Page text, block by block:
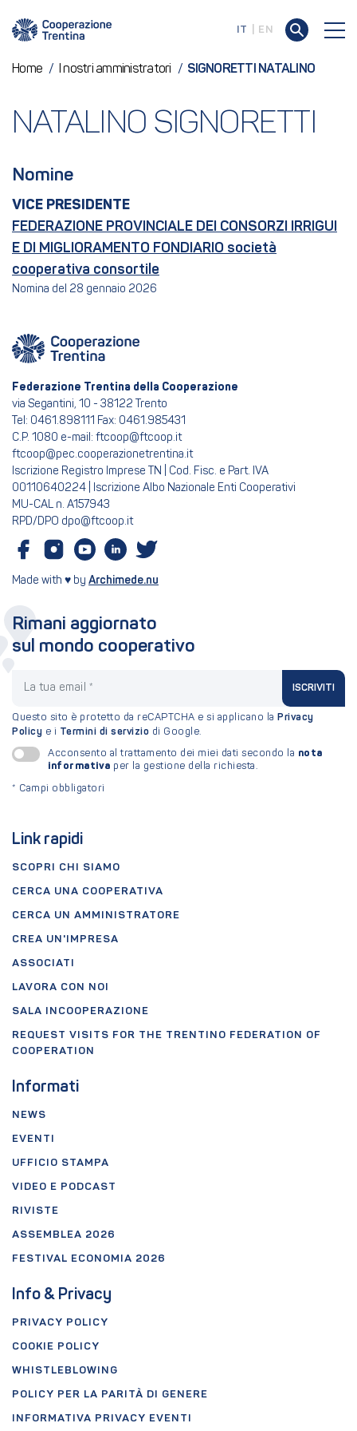
IT EN
Home / I nostri amministratori / SIGNORETTI NATALINO
NATALINO SIGNORETTI
Nomine
VICE PRESIDENTE
FEDERAZIONE PROVINCIALE DEI CONSORZI IRRIGUI
E DI MIGLIORAMENTO FONDIARIO società
cooperativa consortile
Nomina del 28 gennaio 2026
Federazione Trentina della Cooperazione
via Segantini, 10 - 38122 Trento
Tel: 0461.898111 Fax: 0461.985431
C.P. 1080 e-mail: ftcoop@ftcoop.it
ftcoop@pec.cooperazionetrentina.it
Iscrizione Registro Imprese TN | Cod. Fisc. e Part. IVA
00110640224 | Iscrizione Albo Nazionale Enti Cooperativi
MU-CAL n. A157943
RPD/DPO dpo@ftcoop.it
Made with ♥ by Archimede.nu
Link rapidi
SCOPRI CHI SIAMO
CERCA UNA COOPERATIVA
CERCA UN AMMINISTRATORE
CREA UN'IMPRESA
ASSOCIATI
LAVORA CON NOI
SALA INCOOPERAZIONE
REQUEST VISITS FOR THE TRENTINO FEDERATION OF
COOPERATION
Informati
NEWS
EVENTI
UFFICIO STAMPA
VIDEO E PODCAST
RIVISTE
ASSEMBLEA 2026
FESTIVAL ECONOMIA 2026
Info & Privacy
PRIVACY POLICY
COOKIE POLICY
WHISTLEBLOWING
POLICY PER LA PARITÀ DI GENERE
INFORMATIVA PRIVACY EVENTI
Rimani aggiornato
sul mondo cooperativo
ISCRIVITI
Questo sito è protetto da reCAPTCHA e si applicano la Privacy
Policy e i Termini di servizio di Google.
Acconsento al trattamento dei miei dati secondo la nota
informativa per la gestione della richiesta.
* Campi obbligatori